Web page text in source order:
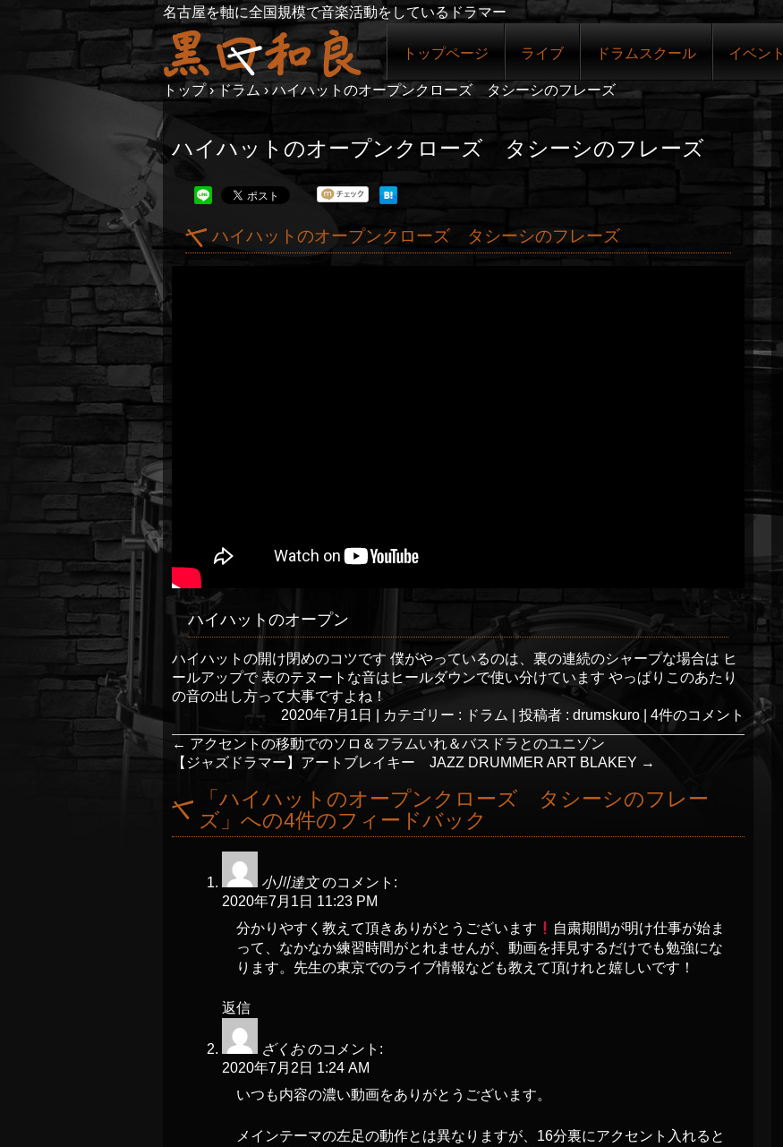
名古屋を軸に全国規模で音楽活動をしているドラマー
トップページ ライブ ドラムスクール イベント
トップ › ドラム › ハイハットのオープンクローズ タシーシのフレーズ
ハイハットのオープンクローズ タシーシのフレーズ
ハイハットのオープンクローズ タシーシのフレーズ
ハイハットのオープン
ハイハットの開け閉めのコツです 僕がやっているのは、裏の連続のシャープな場合は ヒ
ールアップで 表のテヌートな音はヒールダウンで使い分けています やっぱりこのあたり
の音の出し方って大事ですよね！
2020年7月1日
カテゴリー : ドラム 投稿者 : drumskuro
4件のコメント
← アクセントの移動でのソロ＆フラムいれ＆バスドラとのユニゾン
【ジャズドラマー】アートブレイキー JAZZ DRUMMER ART BLAKEY →
「ハイハットのオープンクローズ タシーシのフレー
ズ 」への4件のフィードバック
小川達文 のコメント:
2020年7月1日 11:23 PM
分かりやすく教えて頂きありがとうございます
自粛期間が明け仕事が始ま
って、なかなか練習時間がとれませんが、動画を拝見するだけでも勉強にな
ります。先生の東京でのライブ情報なども教えて頂けれと嬉しいです！
返信
ざくお のコメント:
2020年7月2日 1:24 AM
いつも内容の濃い動画をありがとうございます。
メインテーマの左足の動作とは異なりますが、16分裏にアクセント入れると